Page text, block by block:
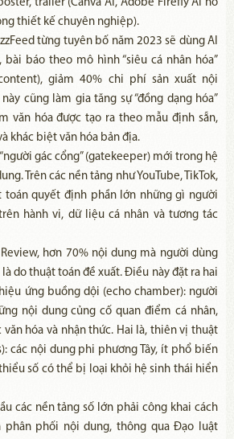
trailer (Canva AI, Adobe Firefly AI hỗ
thiết kế chuyên nghiệp).
từng tuyên bố năm 2023 sẽ dùng AI
báo theo mô hình “siêu cá nhân hóa”
giảm 40% chi phí sản xuất nội
cũng làm gia tăng sự “đồng dạng hóa”
văn hóa được tạo ra theo mẫu định sẵn,
khác biệt văn hóa bản địa.
gác cổng” (gatekeeper) mới trong hệ
Trên các nền tảng như YouTube, TikTok,
toán quyết định phần lớn những gì người
hành vi, dữ liệu cá nhân và tương tác
hơn 70% nội dung mà người dùng
do thuật toán đề xuất. Điều này đặt ra hai
ứng buồng dội (echo chamber): người
nội dung củng cố quan điểm cá nhân,
văn hóa và nhận thức. Hai là, thiên vị thuật
các nội dung phi phương Tây, ít phổ biến
số có thể bị loại khỏi hệ sinh thái hiển
các nền tảng số lớn phải công khai cách
phân phối nội dung, thông qua Đạo luật